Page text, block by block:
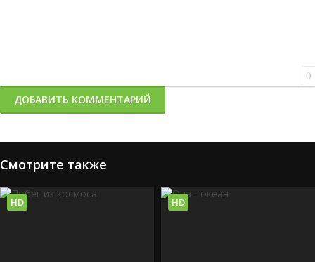
0
ДОБАВИТЬ КОММЕНТАРИЙ
Смотрите также
HD HD